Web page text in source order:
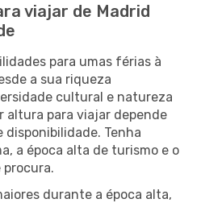
viajar de Madrid
para umas férias à
a sua riqueza
cultural e natureza
altura para viajar depende
disponibilidade. Tenha
a época alta de turismo e o
procura.
durante a época alta,